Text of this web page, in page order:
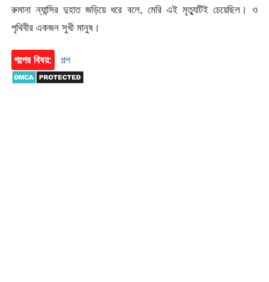
রুমানা ন্যান্সির দুহাত জড়িয়ে ধরে বলে, মেরি এই মৃত্যুটিই চেয়েছিল। ও
পৃথিবীর একজন সুখী মানুষ।
গল্পের বিষয়: গল্প